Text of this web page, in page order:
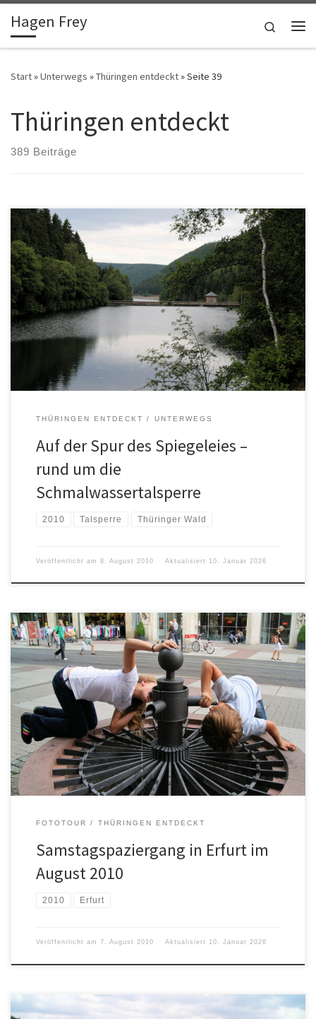
Zum Inhalt springen
Hagen Frey
Search
Start»Unterwegs »Thüringen entdeckt»Seite 39
Thüringen entdeckt
389 Beiträge
THÜRINGEN ENTDECKT UNTERWEGS
Auf der Spur des Spiegeleies –
rund um die
Schmalwassertalsperre
2010 Talsperre Thüringer Wald
Veröffentlicht am 8. August 2010 Aktualisiert 10. Januar 2026
FOTOTOUR THÜRINGEN ENTDECKT
Samstagspaziergang in Erfurt im
August 2010
2010 Erfurt
Veröffentlicht am 7. August 2010 Aktualisiert 10. Januar 2026